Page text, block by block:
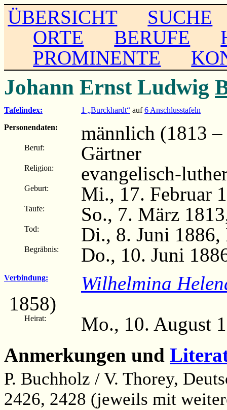
ÜBERSICHT
SUCHE
ORTE
BERUFE
PROMINENTE
Johann Ernst Ludwig
Tafelindex: 1 „Burckhardt“ auf6 Anschlusstafeln
Personendaten:
männlich (1813
Beruf: Gärtner
Religion: evangelisch-
Geburt: Mi., 17. Februar
Taufe: So., 7. März
Tod: Di., 8. Juni 1886,
Begräbnis: Do., 10. Juni
Verbindung:
Wilhelmina
1858)
Heirat:
Mo., 10. August
Anmerkungen und
P. Buchholz / V. Thorey,
2426, 2428 (jeweils mit